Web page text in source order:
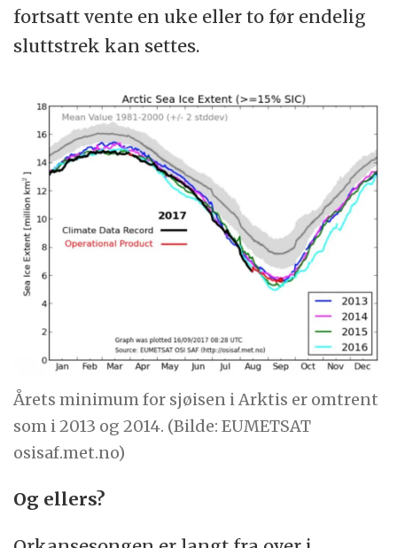
fortsatt vente en uke eller to før endelig
sluttstrek kan settes.
Årets minimum for sjøisen i Arktis er omtrent
som i 2013 og 2014. (Bilde: EUMETSAT
osisaf.met.no)
Og ellers?